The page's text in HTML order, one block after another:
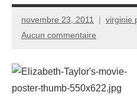
novembre 23, 2011
virginie
Aucun commentaire